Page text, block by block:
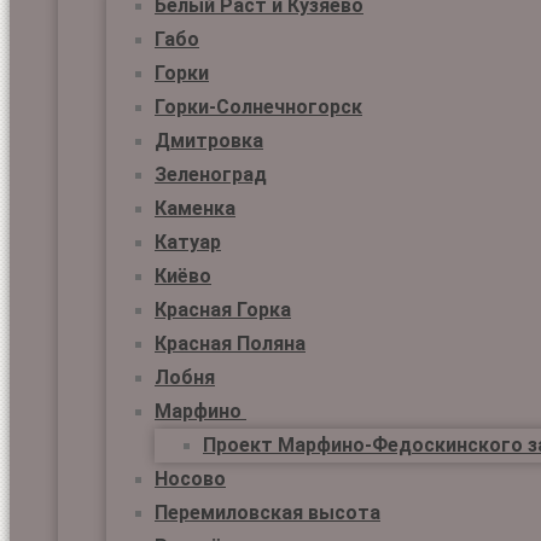
Белый Раст и Кузяево
Габо
Горки
Горки-Солнечногорск
Дмитровка
Зеленоград
Каменка
Катуар
Киёво
Красная Горка
Красная Поляна
Лобня
Марфино
Проект Марфино-Федоскинского
Носово
Перемиловская высота